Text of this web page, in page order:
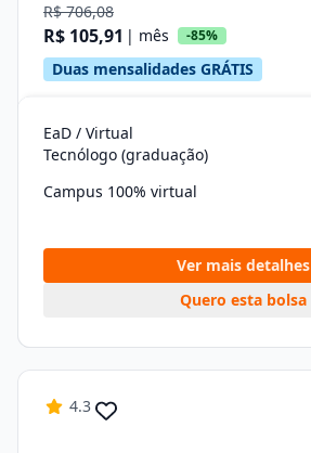
R$ 706,08
R$ 105,91 | mês -85%
Duas mensalidades GRÁTIS
EaD / Virtual
Tecnólogo (graduação)
Campus 100% virtual
Ver mais detalhes
Quero esta bolsa
4.3